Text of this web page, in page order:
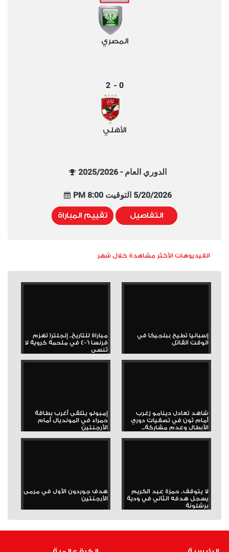
المصري
0
-
2
الأهلي
الدوري العام - 2025/2026
5/20/2026 التوقيت 8:00 PM
التفاصيل تقييم المباراة
الفيديوهات الأكثر مشاهدة خلال شهر
إسبانيا تطيح ببلجيكا في
الوقت القاتل
مباراة للتاريخ.. إنجلترا تهزم
فرنسا 6-4 في ملحمة كروية لا
تُنسى
شاهد تعادل دينامو زغرب
أمام ثون في تصفيات دوري
الأبطال وعدم مشاركة...
إمبولو يتلقى أغرب بطاقة
حمراء في المونديال أمام
الأرجنتين
لا يتوقف.. حمزة عبد الكريم
يسجل هدفه الثاني في ودية
برشلونة
هدف جوردون الأول في مرمى
الأرجنتين